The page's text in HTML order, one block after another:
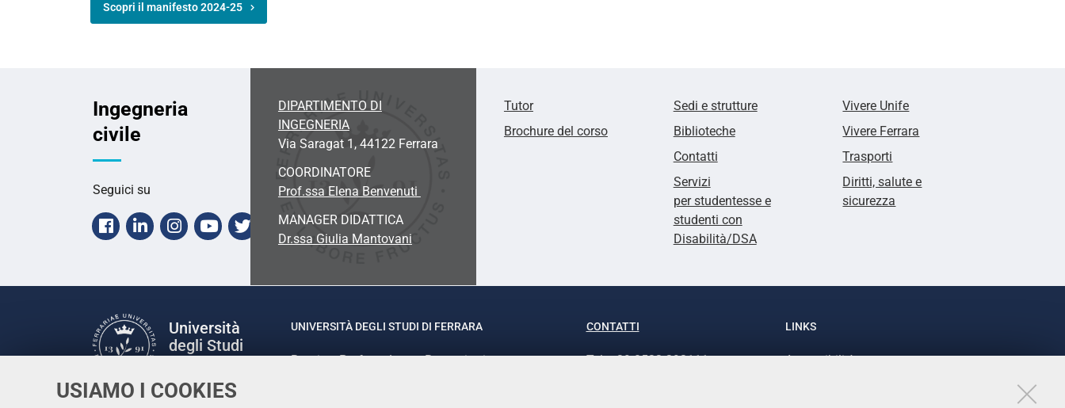
USIAMO I COOKIES
Scopri il manifesto 2024-25
Ingegneria
civile
Seguici su
Facebook
LinkedinInstagram
YoutubeTwitter
DIPARTIMENTO DI
INGEGNERIA
Via Saragat 1, 44122 Ferrara
COORDINATORE
Prof.ssa Elena Benvenuti
MANAGER DIDATTICA
Dr.ssa Giulia Mantovani
Tutor
Brochure del corso
Sedi e strutture
Biblioteche
Contatti
Servizi
per studentesse e
studenti con
Disabilità/DSA
Vivere Unife
Vivere Ferrara
Trasporti
Diritti, salute e
sicurezza
Università
degli Studi
UNIVERSITÀ DEGLI STUDI DI FERRARA
Rettrice: Prof.ssa Laura Ramaciotti
CONTATTI
Tel. +39 0532 293111
LINKS
Accessibilità